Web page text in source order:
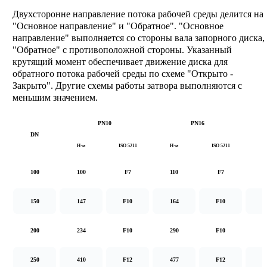
Двухсторонне направление потока рабочей среды делится на
"Основное направление" и "Обратное". "Основное
направление" выполняется со стороны вала запорного диска,
"Обратное" с противоположной стороны. Указанный
крутящий момент обеспечивает движение диска для
обратного потока рабочей среды по схеме "Открыто -
Закрыто". Другие схемы работы затвора выполняются с
меньшим значением.
DN
PN10 PN16
Н·м ISO 5211 Н·м ISO 5211
100 100 F7 110 F7
150 147 F10 164 F10
200 234 F10 290 F10
250 410 F12 477 F12